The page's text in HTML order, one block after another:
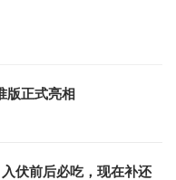
版正式亮相
伏前后必吃，现在补还